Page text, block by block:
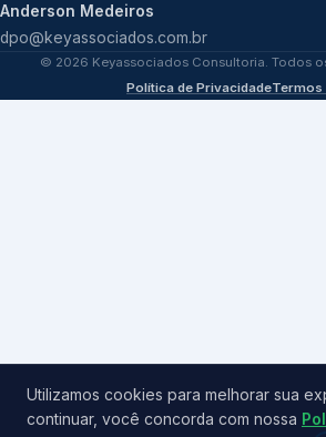
Anderson Medeiros
dpo@keyassociados.com.br
© 2026 Keyassociados Consultoria. Todos
Política de PrivacidadeTermos
Utilizamos cookies para melhorar sua
continuar, você concorda com nossa